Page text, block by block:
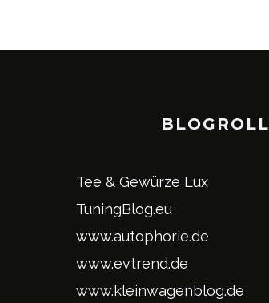
BLOGROLL
Tee & Gewürze Lux
TuningBlog.eu
www.autophorie.de
www.evtrend.de
www.kleinwagenblog.de